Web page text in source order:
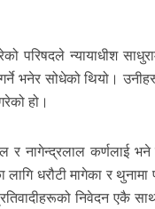
परिषदले न्यायाधीश
भनेर सोधेको थियो।
हो।
र नागेन्द्रलाल कर्णलाई
धरौटी मागेका र
निवेदन एकै